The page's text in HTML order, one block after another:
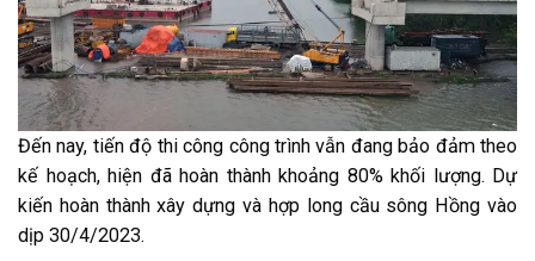
Đến nay, tiến độ thi công công trình vẫn đang bảo đảm theo
kế hoạch, hiện đã hoàn thành khoảng 80% khối lượng. Dự
kiến hoàn thành xây dựng và hợp long cầu sông Hồng vào
dịp 30/4/2023.